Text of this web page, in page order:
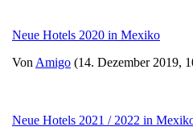
Neue Hotels 2020 in Mexiko
Von Amigo (14. Dezember 2019,
Neue Hotels 2021 / 2022 in